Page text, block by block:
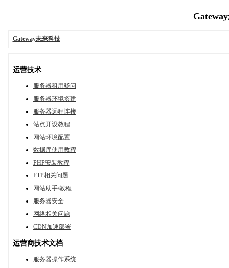
Gateway未来科技
运营技术
服务器租用疑问
服务器环境搭建
服务器远程连接
站点开设教程
网站环境配置
数据库使用教程
PHP安装教程
FTP相关问题
网站助手/教程
服务器安全
网络相关问题
CDN加速部署
运营商技术文档
服务器操作系统